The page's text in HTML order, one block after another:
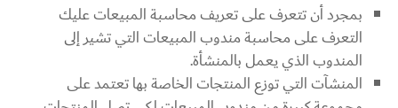
بمجرد أن تتعرف على تعريف محاسبة المبيعات عليك
التعرف على محاسبة مندوب المبيعات التي تشير إلى
المندوب الذي يعمل بالمنشأة.
المنشآت التي توزع المنتجات الخاصة بها تعتمد على